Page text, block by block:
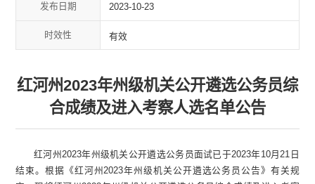
发布日期 2023-10-23
时效性 有效
红河州2023年州级机关公开遴选公务员综
合成绩及进入考察人选名单公告
红河州2023年州级机关公开遴选公务员面试已于2023年10月21日
结束。根据《红河州2023年州级机关公开遴选公务员公告》有关规